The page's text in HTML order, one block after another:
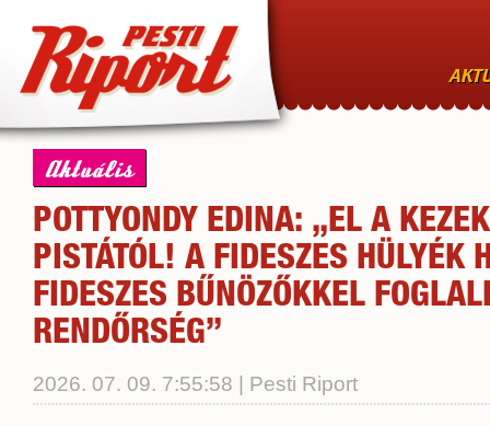
Aktuális
POTTYONDY EDINA: „EL A
PISTÁTÓL! A FIDESZES HÜLYÉK
FIDESZES BŰNÖZŐKKEL
RENDŐRSÉG”
2026. 07. 09. 7:55:58 | Pesti Riport